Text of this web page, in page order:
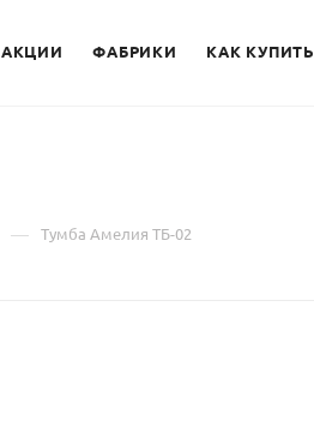
АКЦИИ ФАБРИКИ КАК КУПИТЬ
— Тумба Амелия ТБ-02